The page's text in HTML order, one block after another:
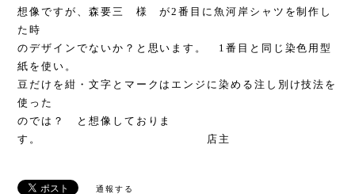
想像ですが、森要三 様 が2番目に魚河岸シャツを制作し
た時
のデザインでないか？と思います。 1番目と同じ染色用型
紙を使い。
豆だけを紺・文字とマークはエンジに染める注し別け技法を
使った
のでは？ と想像しておりま
す。 店主
通報する